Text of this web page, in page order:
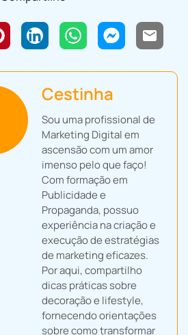
Cestinha
Sou uma profissional de
Marketing Digital em
ascensão com um amor
imenso pelo que faço!
Com formação em
Publicidade e
Propaganda, possuo
experiência na criação e
execução de estratégias
de marketing eficazes.
Por aqui, compartilho
dicas práticas sobre
decoração e lifestyle,
fornecendo orientações
sobre como transformar